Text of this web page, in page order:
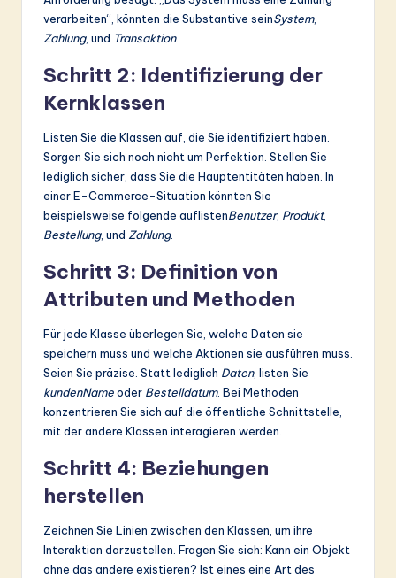
verarbeiten“, könnten die Substantive seinSystem,
Zahlung, und Transaktion.
Schritt 2: Identifizierung der
Kernklassen
Listen Sie die Klassen auf, die Sie identifiziert haben.
Sorgen Sie sich noch nicht um Perfektion. Stellen Sie
lediglich sicher, dass Sie die Hauptentitäten haben. In
einer E-Commerce-Situation könnten Sie
beispielsweise folgende auflistenBenutzer, Produkt,
Bestellung, und Zahlung.
Schritt 3: Definition von
Attributen und Methoden
Für jede Klasse überlegen Sie, welche Daten sie
speichern muss und welche Aktionen sie ausführen muss.
Seien Sie präzise. Statt lediglich Daten, listen Sie
kundenNameoder Bestelldatum. Bei Methoden
konzentrieren Sie sich auf die öffentliche Schnittstelle,
mit der andere Klassen interagieren werden.
Schritt 4: Beziehungen
herstellen
Zeichnen Sie Linien zwischen den Klassen, um ihre
Interaktion darzustellen. Fragen Sie sich: Kann ein Objekt
ohne das andere existieren? Ist eines eine Art des